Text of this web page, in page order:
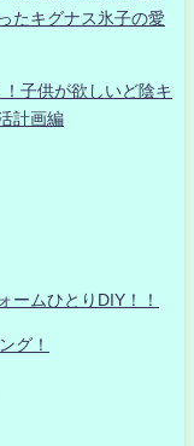
たキグナス氷子の愛
子供が欲しいど陰キ
計画編
ームひとりDIY！！
グ！